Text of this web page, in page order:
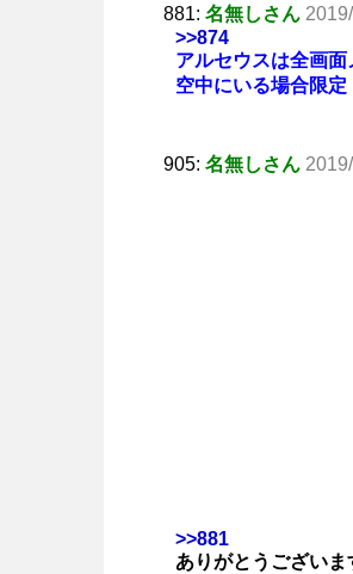
881: 名無しさん
>>874
アルセウスは全画面
空中にいる場合限定
905: 名無しさん
>>881
ありがとうございま